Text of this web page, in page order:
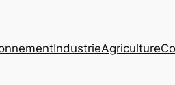
IndustrieAgriculture